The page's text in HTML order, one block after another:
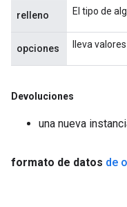
relleno El tipo de
opciones lleva
Devoluciones
una nueva
formato de datos de